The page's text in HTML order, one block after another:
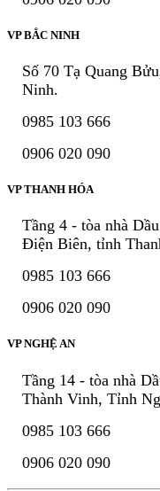
VP BẮC NINH
Số 70 Tạ Quang
Ninh.
0985 103 666
0906 020 090
VP THANH HÓA
Tầng 4 - tòa nhà
Điện Biên, tỉnh
0985 103 666
0906 020 090
VP NGHỆ AN
Tầng 14 - tòa nhà
Thành Vinh, Tỉnh
0985 103 666
0906 020 090